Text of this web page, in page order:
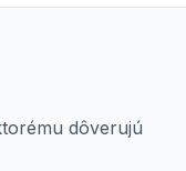
dôverujú